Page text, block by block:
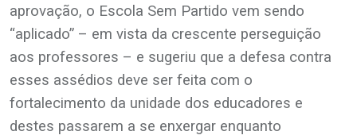
aprovação, o Escola Sem Partido vem sendo
“aplicado” – em vista da crescente perseguição
aos professores – e sugeriu que a defesa contra
esses assédios deve ser feita com o
fortalecimento da unidade dos educadores e
destes passarem a se enxergar enquanto